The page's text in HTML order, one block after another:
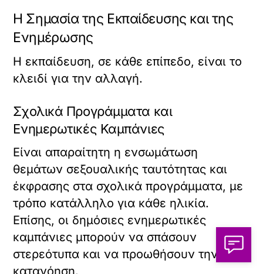
Η Σημασία της Εκπαίδευσης και της
Ενημέρωσης
Η εκπαίδευση, σε κάθε επίπεδο, είναι το
κλειδί για την αλλαγή.
Σχολικά Προγράμματα και
Ενημερωτικές Καμπάνιες
Είναι απαραίτητη η ενσωμάτωση
θεμάτων σεξουαλικής ταυτότητας και
έκφρασης στα σχολικά προγράμματα, με
τρόπο κατάλληλο για κάθε ηλικία.
Επίσης, οι δημόσιες ενημερωτικές
καμπάνιες μπορούν να σπάσουν
στερεότυπα και να προωθήσουν την